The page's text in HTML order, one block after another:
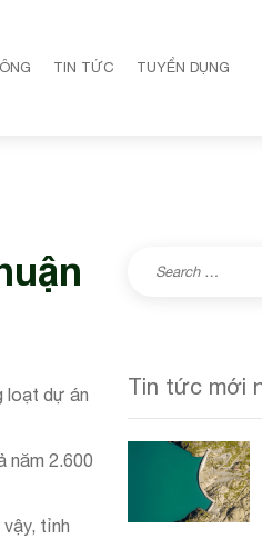
TIN TỨC TUYỂN DỤNG
loạt dự án
năm 2.600
tỉnh
Tin tức mới